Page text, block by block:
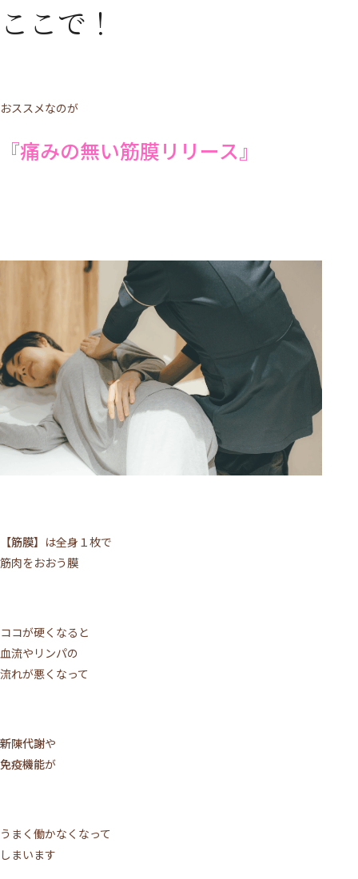
ここで！
おススメなのが
『痛みの無い筋膜リリース』
【筋膜】 は全身１枚で
筋肉をおおう膜
ココが硬くなると
血流やリンパの
流れが悪くなって
新陳代謝や
免疫機能が
うまく働かなくなって
しまいます